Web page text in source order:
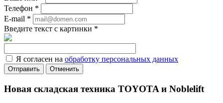
Телефон *
E-mail *
Введите текст с картинки *
Я согласен на обработку персональных данных
Отменить
Новая складская техника TOYOTA и Noblelift